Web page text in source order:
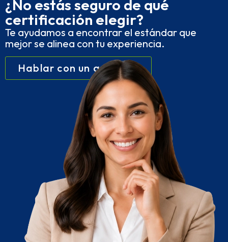
¿No estás seguro de qué
certificación elegir?
Te ayudamos a encontrar el estándar que
mejor se alinea con tu experiencia.
Hablar con un asesor